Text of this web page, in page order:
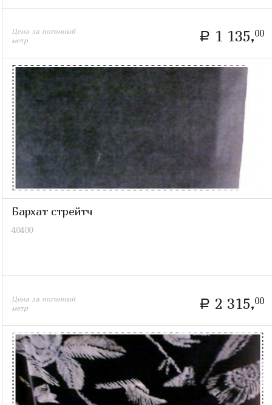
Цена за погонный
метр
a 1 135,00
Бархат стрейтч
40400
Цена за погонный
метр
a 2 315,00